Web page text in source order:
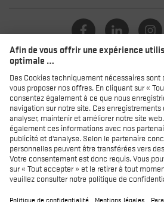
Catalogue
Distributeurs
Produits
MACSOLE SPORT